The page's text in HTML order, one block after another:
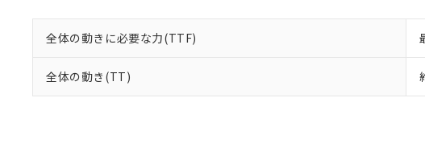
全体の動きに必要な力(TTF)
全体の動き(TT)